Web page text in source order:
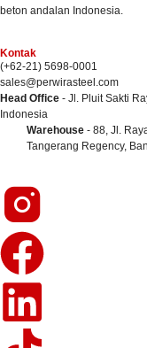
beton andalan Indonesia.
Kontak
(+62-21) 5698-0001
sales@perwirasteel.com
Head Office - Jl. Pluit Sakti
Indonesia
Warehouse - 88, Jl.
Tangerang Regency,